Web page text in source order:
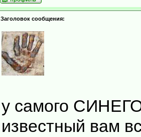
Заголовок сообщения:
у самого
известный вам